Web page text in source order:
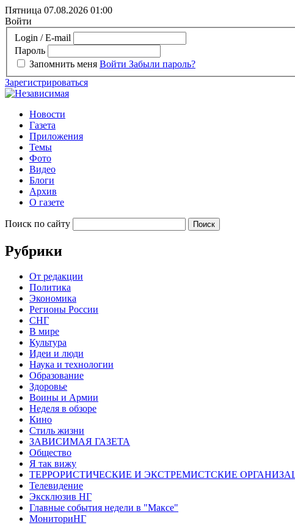
Пятница 07.08.2026 01:00
Войти
Login / E-mail
Пароль
Запомнить меня Войти Забыли пароль?
Зарегистрироваться
Новости
Газета
Приложения
Темы
Фото
Видео
Блоги
Архив
О газете
Поиск по сайту
Рубрики
От редакции
Политика
Экономика
Регионы России
СНГ
В мире
Культура
Идеи и люди
Наука и технологии
Образование
Здоровье
Воины и Армии
Неделя в обзоре
Кино
Стиль жизни
ЗАВИСИМАЯ ГАЗЕТА
Общество
Я так вижу
ТЕРРОРИСТИЧЕСКИЕ И ЭКСТРЕМИСТСКИЕ
Телевидение
Эксклюзив НГ
Главные события недели в "Максе"
МониториНГ